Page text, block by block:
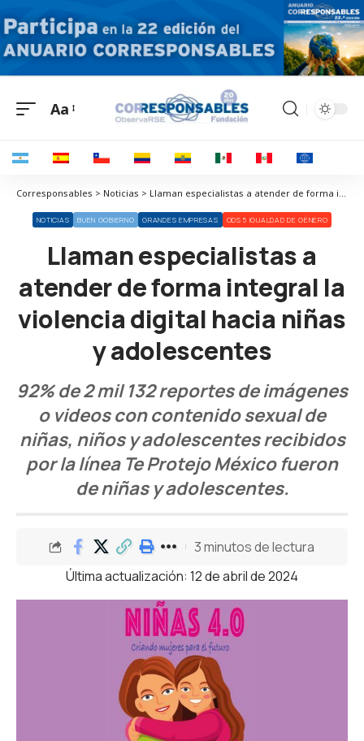
Aa
Corresponsables > Noticias > Llaman especialistas a atender de forma integral la violencia digital hacia niñas y adolescentes
NOTICIAS BUEN GOBIERNO GRANDES EMPRESAS ODS 5 IGUALDAD DE GÉNERO
Llaman especialistas a
atender de forma integral la
violencia digital hacia niñas
y adolescentes
92% de 2 mil 132 reportes de imágenes
o videos con contenido sexual de
niñas, niños y adolescentes recibidos
por la línea Te Protejo México fueron
de niñas y adolescentes.
Última actualización: 12 de abril de 2024
3 minutos de lectura